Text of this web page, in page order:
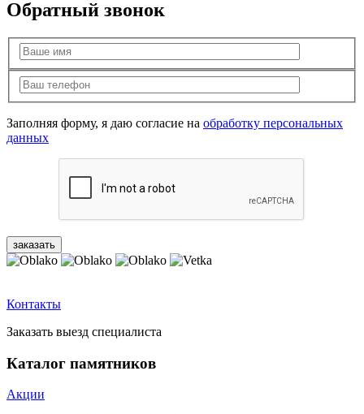
Обратный звонок
Заполняя форму, я даю согласие на обработку персональных
данных
Контакты
Заказать выезд специалиста
Каталог памятников
Акции